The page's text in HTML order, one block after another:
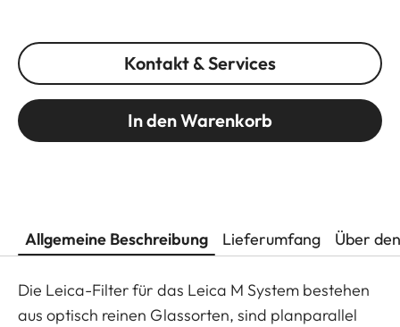
Kontakt & Services
In den Warenkorb
Allgemeine Beschreibung Lieferumfang Über
Die Leica-Filter für das Leica M System bestehen
aus optisch reinen Glassorten, sind planparallel